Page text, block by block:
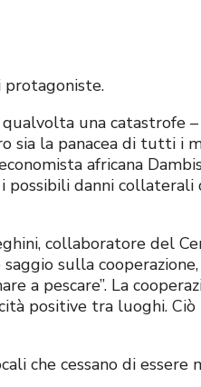
protagoniste.
una catastrofe
sia la panacea di tutti
africana
danni collaterali
collaboratore del
sulla cooperazione,
a pescare”. La
positive tra luoghi.
che cessano di essere